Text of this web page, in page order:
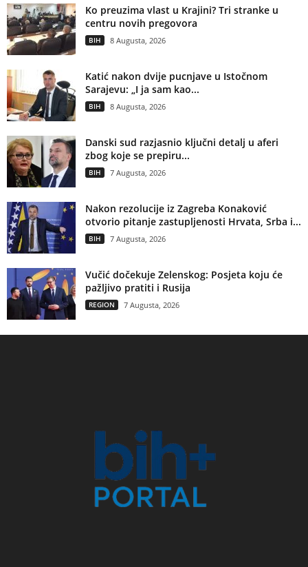
Ko preuzima vlast u Krajini? Tri stranke u
centru novih pregovora
BIH 8 Augusta, 2026
Katić nakon dvije pucnjave u Istočnom
Sarajevu: „I ja sam kao...
BIH 8 Augusta, 2026
Danski sud razjasnio ključni detalj u aferi
zbog koje se prepiru...
BIH 7 Augusta, 2026
Nakon rezolucije iz Zagreba Konaković
otvorio pitanje zastupljenosti Hrvata, Srba i...
BIH 7 Augusta, 2026
Vučić dočekuje Zelenskog: Posjeta koju će
pažljivo pratiti i Rusija
REGION 7 Augusta, 2026